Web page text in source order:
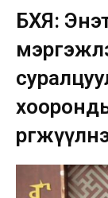
БХЯ: